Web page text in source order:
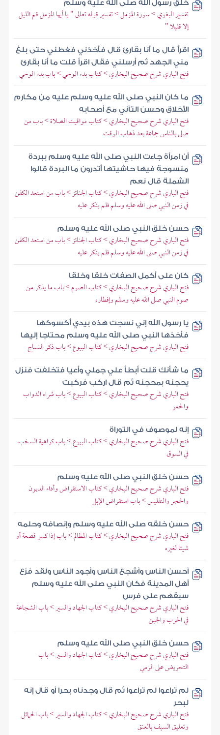
خلق رسول الله صلى الله عليه وسلم
تفسير البغوي > سورة المزمل > تفسير قوله تعالى " يا أيها المزمل قم الليل
إلا قليلا "
اقرأ قال ما أنا بقارئ قال فأخذني فغطني حتى بلغ
مني الجهد ثم أرسلني فقال اقرأ قلت ما أنا بقارئ
فتح الباري شرح صحيح البخاري > كتاب بدء الوحي > باب بدء الوحي
ما كان النبي صلى الله عليه وسلم عليه من مكارم
الأخلاق وحسن التأني مع أصحابه
فتح الباري شرح صحيح البخاري > كتاب مواقيت الصلاة > باب من
صلى بالناس جماعة بعد ذهاب الوقت
أن امرأة جاءت النبي صلى الله عليه وسلم ببردة
منسوجة فيها حاشيتها أتدرون ما البردة قالوا
الشملة قال نعم
فتح الباري شرح صحيح البخاري > كتاب الجنائز > باب من استعد الكفن
في زمن النبي صلى الله عليه وسلم فلم ينكر عليه
حسن خلق النبي صلى الله عليه وسلم
فتح الباري شرح صحيح البخاري > كتاب الجنائز > باب من استعد الكفن
في زمن النبي صلى الله عليه وسلم فلم ينكر عليه
كان على أكمل الصفات خلقا وخلقا
فتح الباري شرح صحيح البخاري > كتاب الصوم > باب ما يذكر من
صوم النبي صلى الله عليه وسلم وإفطاره
يا رسول الله إني نسجت هذه بيدي أكسوكها
فأخذها النبي صلى الله عليه وسلم محتاجا إليها
فتح الباري شرح صحيح البخاري > كتاب البيوع > باب ذكر النساج
ما شأنك قلت أبطأ علي جملي وأعيا فتخلفت فنزل
يحجنه بمحجنه ثم قال اركب فركبت
فتح الباري شرح صحيح البخاري > كتاب البيوع > باب شراء الدواب
والحمر
إنه لموصوف في التوراة
فتح الباري شرح صحيح البخاري > كتاب البيوع > باب كراهية السخب
في السوق
حسن خلق النبي صلى الله عليه وسلم
فتح الباري شرح صحيح البخاري > كتاب الاستقراض وأداء الديون
والحجر والتفليس > باب استقراض الإبل
حسن خلقه صلى الله عليه وسلم وإنصافه وحلمه
فتح الباري شرح صحيح البخاري > كتاب المظالم > باب إذا كسر قصعة أو
شيئا لغيره
أحسن الناس وأشجع الناس وأجود الناس ولقد فزع
أهل المدينة فكان النبي صلى الله عليه وسلم
سبقهم على فرس
فتح الباري شرح صحيح البخاري > كتاب الجهاد والسير > باب الشجاعة
في الحرب والجبن
حسن خلق النبي صلى الله عليه وسلم
فتح الباري شرح صحيح البخاري > كتاب الجهاد والسير > باب
التحريض على الرمي
لم تراعوا لم تراعوا ثم قال وجدناه بحرا أو قال إنه
لبحر
فتح الباري شرح صحيح البخاري > كتاب الجهاد والسير > باب الحمائل
وتعليق السيف بالعنق